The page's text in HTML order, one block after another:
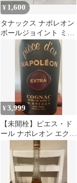
¥1,600
タナックス ナポレオン
ボールジョイント ミラ
¥3,999
【未開栓】ピエス・ド
ール ナポレオン エクス
トラ コニャック 古酒